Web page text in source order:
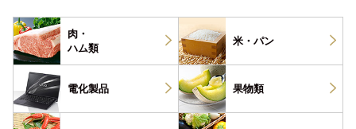
肉・
ハム類
米・パン
電化製品 果物類